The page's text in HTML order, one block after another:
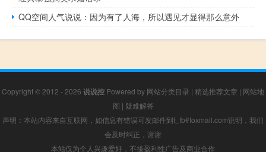
QQ空间人气说说：因为有了人海，所以遇见才显得那么意外
Copyright © 2012 - 2026 说说控 Powered by 网站分类目录 | 精选推荐文章 | 网站地
图 | 疑难解答
声明：本站内容来自互联网，如信息有错误可发邮件到f_fb#foxmail.com说明，我们
会及时纠正，谢谢
本站仅为个人兴趣爱好，不接盈利性广告及商业合作